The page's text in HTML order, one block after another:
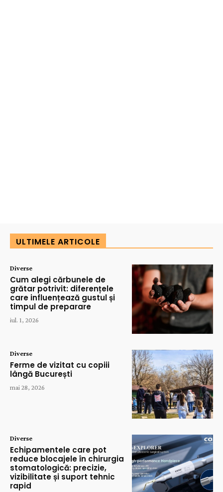
ULTIMELE ARTICOLE
Diverse
Cum alegi cărbunele de
grătar potrivit: diferențele
care influențează gustul și
timpul de preparare
iul. 1, 2026
Diverse
Ferme de vizitat cu copiii
lângă București
mai 28, 2026
Diverse
Echipamentele care pot
reduce blocajele în chirurgia
stomatologică: precizie,
vizibilitate și suport tehnic
rapid